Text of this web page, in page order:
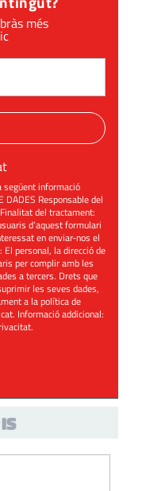
més
següent informació
DADES Responsable del
del tractament:
d’aquest formulari
en enviar-nos el
personal, la direcció de
per complir amb les
a tercers. Drets que
les seves dades,
a la política de
. Informació addicional:
.